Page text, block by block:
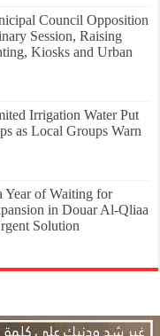
Council Opposition
Session, Raising
Kiosks and Urban
Irrigation Water Put
as Local Groups Warn
Year of Waiting for
in Douar Al-Qliaa
Solution